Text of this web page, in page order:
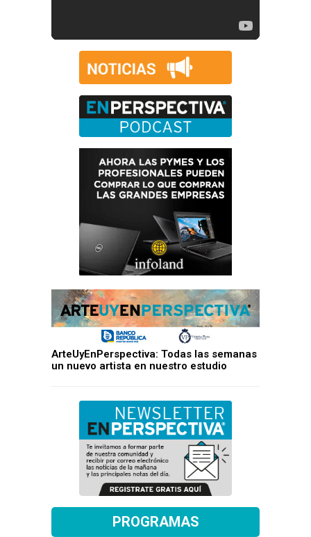
ArteUyEnPerspectiva: Todas las semanas
un nuevo artista en nuestro estudio
PROGRAMAS